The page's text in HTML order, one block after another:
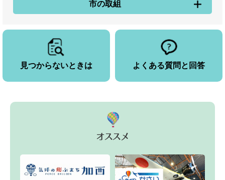
市の取組
見つからないときは よくある質問と回答